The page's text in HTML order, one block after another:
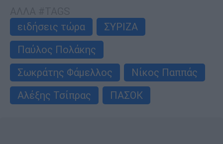
ειδήσεις τώρα
ΣΥΡΙΖΑ
Παύλος Πολάκης
Σωκράτης Φάμελλος
Νίκος Παππάς
Αλέξης Τσίπρας
ΠΑΣΟΚ